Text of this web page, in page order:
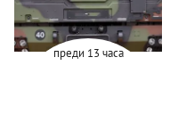
преди 13 часа